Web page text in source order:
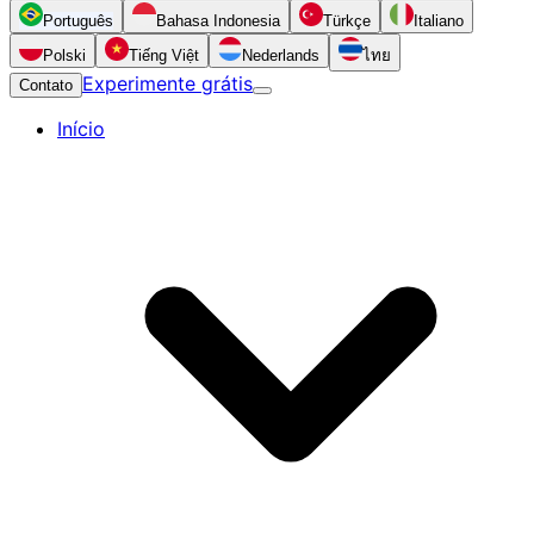
Português Bahasa Indonesia Türkçe
Italiano
Polski
Tiếng Việt Nederlands
ไทย
Contato Experimente grátis
Início